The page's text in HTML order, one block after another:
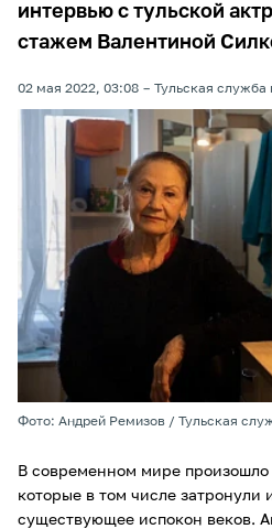
интервью с тульской
стажем Валентиной
02 мая 2022, 03:08 Тульская служба
Фото: Андрей Ремизов / Тульская
В современном мире
которые в том числе затронули
существующее испокон веков.